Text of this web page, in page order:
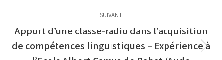
SUIVANT
Article
Apport d’une classe-radio dans l’acquisition
de compétences linguistiques – Expérience à